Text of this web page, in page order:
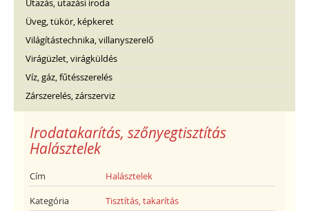
Utazás, utazási iroda
Üveg, tükör, képkeret
Világítástechnika, villanyszerelő
Virágüzlet, virágküldés
Víz, gáz, fűtésszerelés
Zárszerelés, zárszerviz
Irodatakarítás, szőnyegtisztítás
Halásztelek
Cím Halásztelek
Kategória Tisztítás, takarítás